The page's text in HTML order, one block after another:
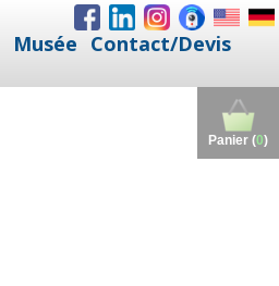
Musée Contact/Devis